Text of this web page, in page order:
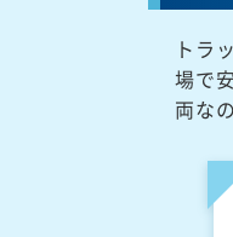
トラ
場で
両な